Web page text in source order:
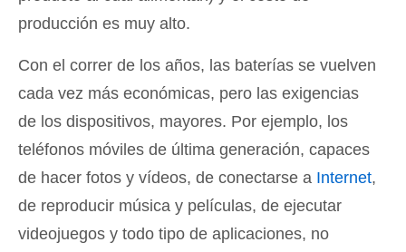
producción es muy alto.
Con el correr de los años, las baterías se vuelven
cada vez más económicas, pero las exigencias
de los dispositivos, mayores. Por ejemplo, los
teléfonos móviles de última generación, capaces
de hacer fotos y vídeos, de conectarse a Internet,
de reproducir música y películas, de ejecutar
videojuegos y todo tipo de aplicaciones, no